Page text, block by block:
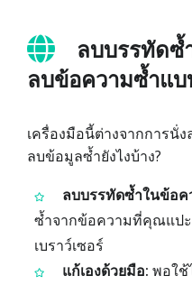
ลบบรรทัดซ้
ลบข้อความซ้ำแ
เครื่องมือนี้ต่างจากการนั่
ลบข้อมูลซ้ำยังไงบ้าง?
ลบบรรทัดซ้ำในข้อค
ซ้ำจากข้อความที่คุณแป
เบราว์เซอร์
แก้เองด้วยมือ: พอใช้